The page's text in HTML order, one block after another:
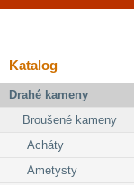
Katalog
Drahé kameny
Broušené kameny
Acháty
Ametysty